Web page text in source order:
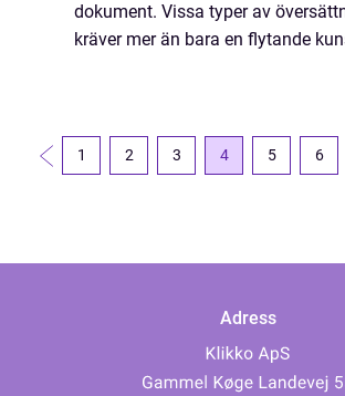
dokument. Vissa typer av
kräver mer än bara en flytande
1 2 3 4 5 6
Adress